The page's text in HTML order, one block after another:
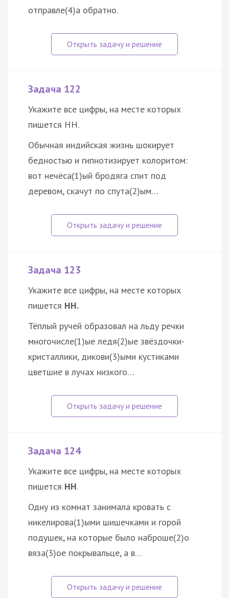
отправле(4)а обратно.
Задача 122
Укажите все цифры, на месте которых
пишется НН.
Обычная индийская жизнь шокирует
бедностью и гипнотизирует колоритом:
вот нечёса(1)ый бродяга спит под
деревом, скачут по спута(2)ым…
Задача 123
Укажите все цифры, на месте которых
пишется НН.
Тёплый ручей образовал на льду речки
многочисле(1)ые ледя(2)ые звёздочки-
кристаллики, дикови(3)ыми кустиками
цветшие в лучах низкого…
Задача 124
Укажите все цифры, на месте которых
пишется НН.
Одну из комнат занимала кровать с
никелирова(1)ыми шишечками и горой
подушек, на которые было наброше(2)о
вяза(3)ое покрывальце, а в…